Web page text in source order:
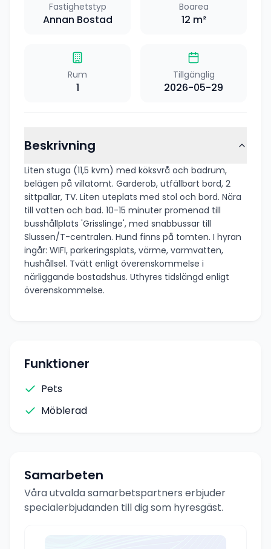
Fastighetstyp
Annan Bostad
Boarea
12 m²
Rum
1
Tillgänglig
2026-05-29
Beskrivning
Liten stuga (11,5 kvm) med köksvrå och badrum,
belägen på villatomt. Garderob, utfällbart bord, 2
sittpallar, TV. Liten uteplats med stol och bord. Nära
till vatten och bad. 10-15 minuter promenad till
busshållplats 'Grisslinge', med snabbussar till
Slussen/T-centralen. Hund finns på tomten. I hyran
ingår: WIFI, parkeringsplats, värme, varmvatten,
hushållsel. Tvätt enligt överenskommelse i
närliggande bostadshus. Uthyres tidslängd enligt
överenskommelse.
Funktioner
Pets
Möblerad
Samarbeten
Våra utvalda samarbetspartners erbjuder
specialerbjudanden till dig som hyresgäst.